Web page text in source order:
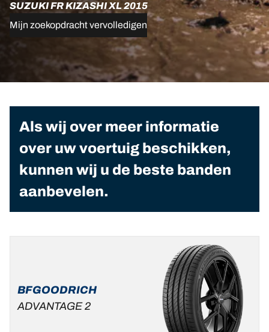
SUZUKI FR KIZASHI XL 2015
Mijn zoekopdracht vervolledigen
Als wij over meer informatie
over uw voertuig beschikken,
kunnen wij u de beste banden
aanbevelen.
BFGOODRICH
ADVANTAGE 2